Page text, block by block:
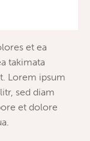
et ea
takimata
Lorem ipsum
sed diam
et dolore